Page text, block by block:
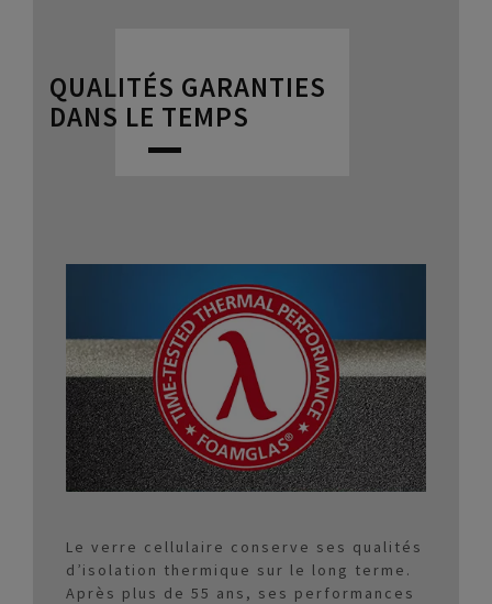
QUALITÉS GARANTIES
DANS LE TEMPS
Le verre cellulaire conserve ses qualités
d’isolation thermique sur le long terme.
Après plus de 55 ans, ses performances